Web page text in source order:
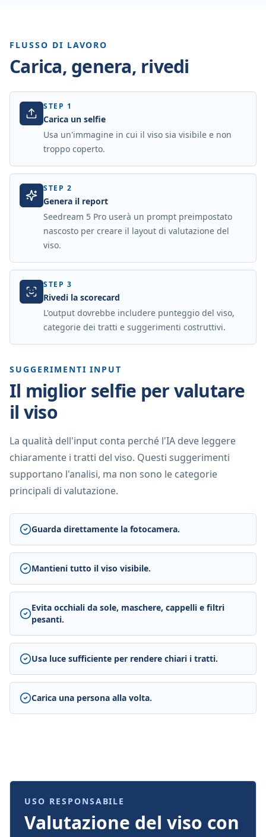
FLUSSO DI LAVORO
Carica, genera, rivedi
STEP1
Carica un selfie
Usa un'immagine in cui il viso sia visibile e non
troppo coperto.
STEP2
Genera il report
Seedream 5 Pro userà un prompt preimpostato
nascosto per creare il layout di valutazione del
viso.
STEP3
Rivedi la scorecard
L'output dovrebbe includere punteggio del viso,
categorie dei tratti e suggerimenti costruttivi.
SUGGERIMENTI INPUT
Il miglior selfie per valutare
il viso
La qualità dell'input conta perché l'IA deve leggere
chiaramente i tratti del viso. Questi suggerimenti
supportano l'analisi, ma non sono le categorie
principali di valutazione.
Guarda direttamente la fotocamera.
Mantieni tutto il viso visibile.
Evita occhiali da sole, maschere, cappelli e filtri
pesanti.
Usa luce sufficiente per rendere chiari i tratti.
Carica una persona alla volta.
USO RESPONSABILE
Valutazione del viso con